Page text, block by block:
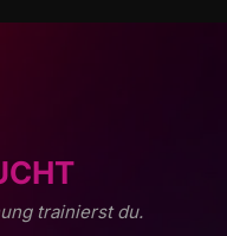
trainierst du.